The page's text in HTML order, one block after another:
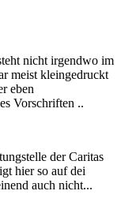
nicht irgendwo im
meist kleingedruckt
eben
Vorschriften ..
der Caritas
hier so auf dei
auch nicht...